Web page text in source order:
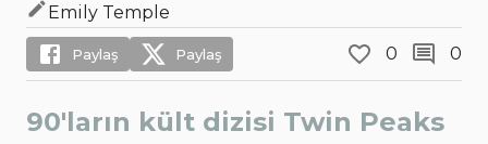
Emily Temple
Paylaş Paylaş 0 0
90'ların kült dizisi Twin Peaks